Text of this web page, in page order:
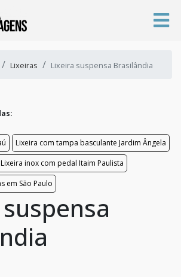
Lixeiras Lixeira suspensa Brasilândia
Lixeira com tampa basculante Jardim Ângela
Lixeira inox com pedal Itaim Paulista
em São Paulo